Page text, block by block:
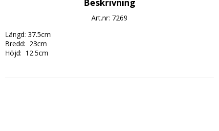
Beskrivning
Art.nr: 7269
Längd: 37.5cm
Bredd:  23cm
Höjd:  12.5cm